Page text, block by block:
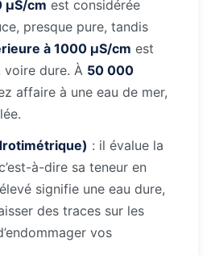
μS/cm est considérée
presque pure, tandis
à 1000 μS/cm est
voire dure. À 50 000
affaire à une eau de mer,
: il évalue la
à-dire sa teneur en
signifie une eau dure,
des traces sur les
vos